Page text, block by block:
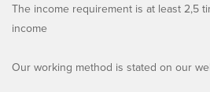
The income requirement is at least 2,5
income
Our working method is stated on our